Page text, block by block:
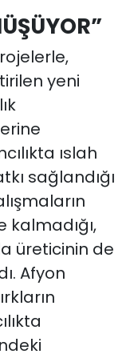
yeni
ıslah
sağlandığı
kalmadığı,
üreticinin de
Afyon